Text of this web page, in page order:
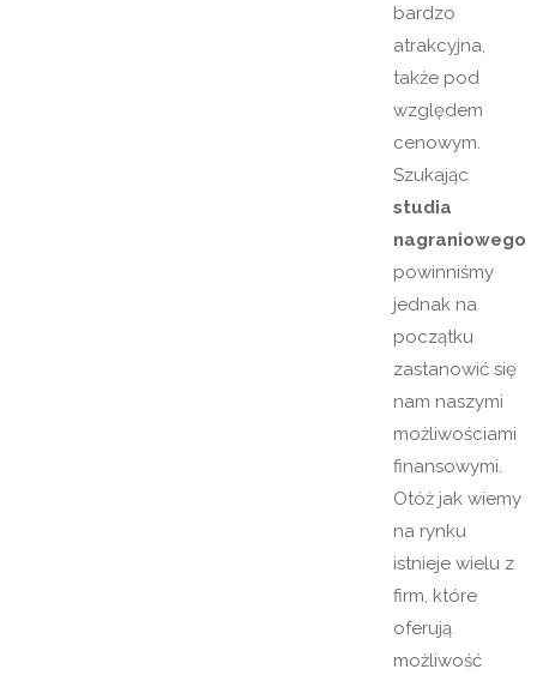
bardzo
atrakcyjna,
także pod
względem
cenowym.
Szukając
studia
nagraniowego
powinniśmy
jednak na
początku
zastanowić się
nam naszymi
możliwościami
finansowymi.
Otóż jak wiemy
na rynku
istnieje wielu z
firm, które
oferują
możliwość